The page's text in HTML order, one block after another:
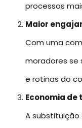
processos
Maior
Com uma
moradores se
e rotinas do
Economia de
A substituição